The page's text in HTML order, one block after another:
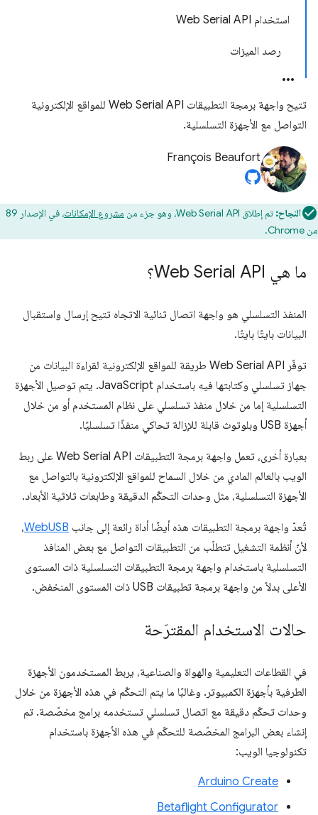
استخدام Web Serial API
رصد الميزات
تتيح واجهة برمجة التطبيقات Web Serial API للمواقع الإلكترونية
التواصل مع الأجهزة التسلسلية.
François Beaufort
النجاح: تم إطلاق Web Serial API، وهو جزء من مشروع الإمكانات
، في الإصدار 89
من Chrome.
ما هي Web Serial API؟
المنفذ التسلسلي هو واجهة اتصال ثنائية الاتجاه تتيح إرسال واستقبال
البيانات بايتًا بايتًا.
توفّر Web Serial API طريقة للمواقع الإلكترونية لقراءة البيانات من
جهاز تسلسلي وكتابتها فيه باستخدام JavaScript. يتم توصيل الأجهزة
التسلسلية إما من خلال منفذ تسلسلي على نظام المستخدم أو من خلال
أجهزة USB وبلوتوث قابلة للإزالة تحاكي منفذًا تسلسليًا.
بعبارة أخرى، تعمل واجهة برمجة التطبيقات Web Serial API على ربط
الويب بالعالم المادي من خلال السماح للمواقع الإلكترونية بالتواصل مع
الأجهزة التسلسلية، مثل وحدات التحكّم الدقيقة وطابعات ثلاثية الأبعاد.
تُعدّ واجهة برمجة التطبيقات هذه أيضًا أداة رائعة إلى جانب WebUSB،
لأنّ أنظمة التشغيل تتطلّب من التطبيقات التواصل مع بعض المنافذ
التسلسلية باستخدام واجهة برمجة التطبيقات التسلسلية ذات المستوى
الأعلى بدلاً من واجهة برمجة تطبيقات USB ذات المستوى المنخفض.
حالات الاستخدام المقترَحة
في القطاعات التعليمية والهواة والصناعية، يربط المستخدمون الأجهزة
الطرفية بأجهزة الكمبيوتر. وغالبًا ما يتم التحكّم في هذه الأجهزة من خلال
وحدات تحكّم دقيقة مع اتصال تسلسلي تستخدمه برامج مخصّصة. تم
إنشاء بعض البرامج المخصّصة للتحكّم في هذه الأجهزة باستخدام
تكنولوجيا الويب:
Arduino Create
Betaflight Configurator